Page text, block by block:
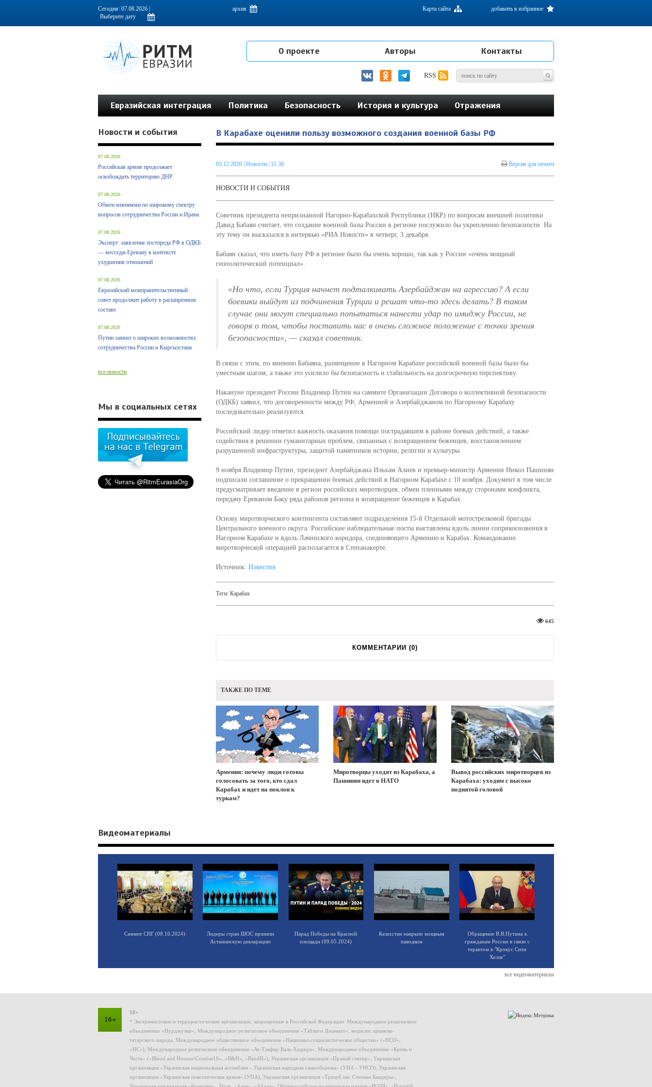
Информационно-аналитическое издание, посвященное актуальным проблемам интеграции на постсоветском пространстве
Сегодня: 07.08.2026 | архив добавить в избранное
Карта сайта
О проекте Авторы Контакты
RSS
Евразийская интеграция Политика Безопасность История и культура Отражения
В Карабахе оценили пользу возможного создания военной базы РФ
03.12.2020| Новости | 11.30 Версия для печати
НОВОСТИ И СОБЫТИЯ
Советник президента непризнанной Нагорно-Карабахской Республики (НКР) по вопросам внешней политики
Давид Бабаян считает, что создание военной базы России в регионе послужило бы укреплению безопасности. На
эту тему он высказался в интервью «РИА Новости» в четверг, 3 декабря.
Бабаян сказал, что иметь базу РФ в регионе было бы очень хорошо, так как у России «очень мощный
геополитический потенциал».
«Но что, если Турция начнет подталкивать Азербайджан на агрессию? А если
боевики выйдут из подчинения Турции и решат что-то здесь делать? В таком
случае они могут специально попытаться нанести удар по имиджу России, не
говоря о том, чтобы поставить нас в очень сложное положение с точки зрения
безопасности», — сказал советник.
В связи с этим, по мнению Бабаяна, размещение в Нагорном Карабахе российской военной базы было бы
уместным шагом, а также это усилило бы безопасность и стабильность на долгосрочную перспективу.
Накануне президент России Владимир Путин на саммите Организации Договора о коллективной безопасности
(ОДКБ) заявил, что договоренности между РФ, Арменией и Азербайджаном по Нагорному Карабаху
последовательно реализуются.
Российский лидер отметил важность оказания помощи пострадавшим в районе боевых действий, а также
содействия в решении гуманитарных проблем, связанных с возвращением беженцев, восстановлением
разрушенной инфраструктуры, защитой памятников истории, религии и культуры.
9 ноября Владимир Путин, президент Азербайджана Ильхам Алиев и премьер-министр Армении Никол Пашинян
подписали соглашение о прекращении боевых действий в Нагорном Карабахе с 10 ноября. Документ в том числе
предусматривает введение в регион российских миротворцев, обмен пленными между сторонами конфликта,
передачу Ереваном Баку ряда районов региона и возвращение беженцев в Карабах.
Основу миротворческого контингента составляют подразделения 15-й Отдельной мотострелковой бригады
Центрального военного округа. Российские наблюдательные посты выставлены вдоль линии соприкосновения в
Нагорном Карабахе и вдоль Лачинского коридора, соединяющего Армению и Карабах. Командование
миротворческой операцией располагается в Степанакерте.
Источник: Известия
Теги: Карабах
645
КОММЕНТАРИИ (0)
ТАКЖЕ ПО ТЕМЕ
Армения: почему люди готовы
голосовать за того, кто сдал
Карабах и идет на поклон к
туркам?
Миротворцы уходят из Карабаха, а
Пашинян идет в НАТО
Вывод российских миротворцев из
Карабаха: уходим с высоко
поднятой головой
Новости и события
07.08.2026
Российская армия продолжает
освобождать территорию ДНР
07.08.2026
Обмен мнениями по широкому спектру
вопросов сотрудничества России и Ирана
07.08.2026
Эксперт: заявление постпреда РФ в ОДКБ
— месседж Еревану в контексте
ухудшения отношений
07.08.2026
Евразийский межправительственный
совет продолжит работу в расширенном
составе
07.08.2026
Путин заявил о широких возможностях
сотрудничества России и Кыргызстана
все новости
Мы в социальных сетях
Видеоматериалы
Саммит СНГ (08.10.2024)
Лидеры стран ШОС приняли
Астанинскую декларацию
Парад Победы на Красной
площади (09.05.2024)
Казахстан накрыло мощным
паводком
Обращение В.В.Путина к
гражданам России в связи с
терактом в "Крокус Сити
Холле"
все видеоматериалы
18+
* Экстремистские и террористические организации, запрещенные в Российской Федерации: Международное религиозное
объединение «Нурджулар», Международное религиозное объединение «Таблиги Джамаат», меджлис крымско-
татарского народа, Международное общественное объединение «Национал-социалистическое общество» («НСО»,
«НС»), Международное религиозное объединение «Ат-Такфир Валь-Хиджра», Международное объединение «Кровь и
Честь» («Blood and Honour/Combat18», «B&H», «BandH»), Украинская организация «Правый сектор», Украинская
организация «Украинская национальная ассамблея – Украинская народная самооборона» (УНА - УНСО), Украинская
организация «Украинская повстанческая армия» (УПА), Украинская организация «Тризуб им. Степана Бандеры»,
Украинская организация «Братство», Полк «Азов», «Айдар», Общероссийская политическая партия «ВОЛЯ», «Высший